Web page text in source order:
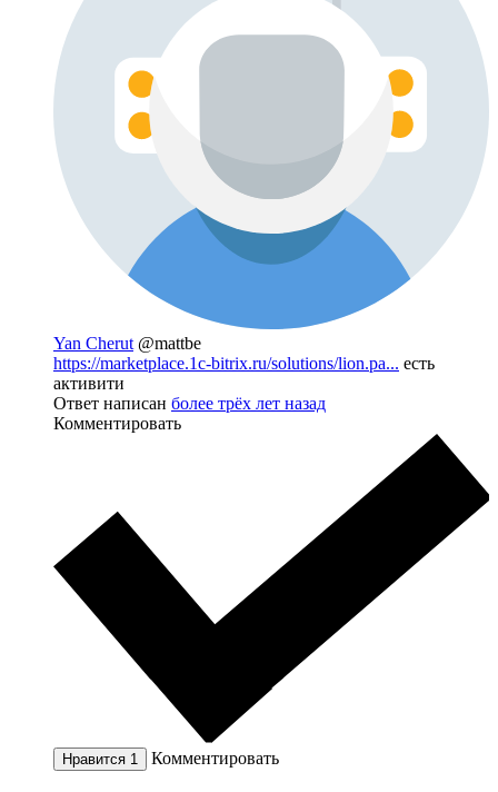
Yan Cherut @mattbe
https://marketplace.1c-bitrix.ru/solutions/lion.pa... есть
активити
Ответ написан более трёх лет назад
Комментировать
Нравится 1 Комментировать